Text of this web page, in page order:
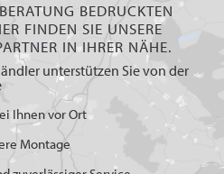
BEDRUCKTEN
FINDEN SIE UNSERE
IN IHRER NÄHE.
unterstützen Sie von der
Ihnen vor Ort
Montage